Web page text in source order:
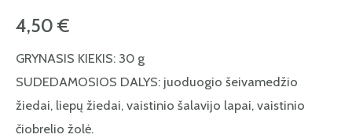
4,50 €
GRYNASIS KIEKIS: 30 g
SUDEDAMOSIOS DALYS: juoduogio šeivamedžio
žiedai, liepų žiedai, vaistinio šalavijo lapai, vaistinio
čiobrelio žolė.